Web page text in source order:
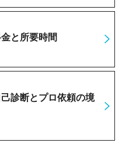
と所要時間
診断とプロ依頼の境